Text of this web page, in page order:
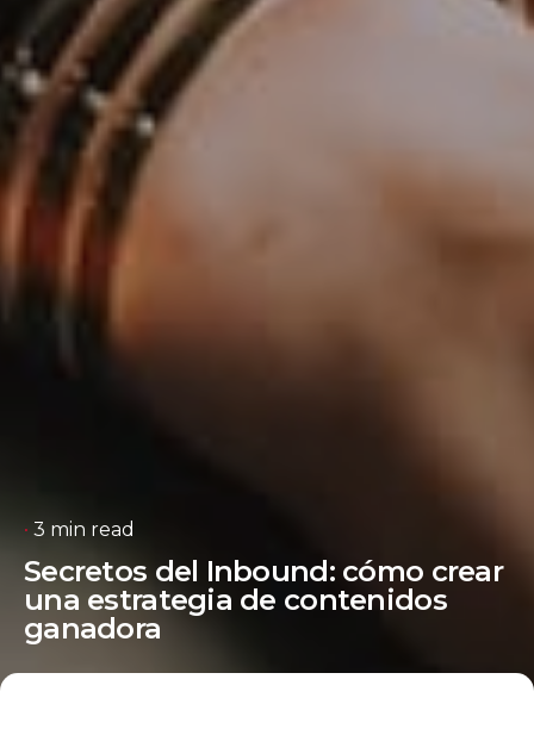
3 min read
Secretos del Inbound: cómo crear
una estrategia de contenidos
ganadora